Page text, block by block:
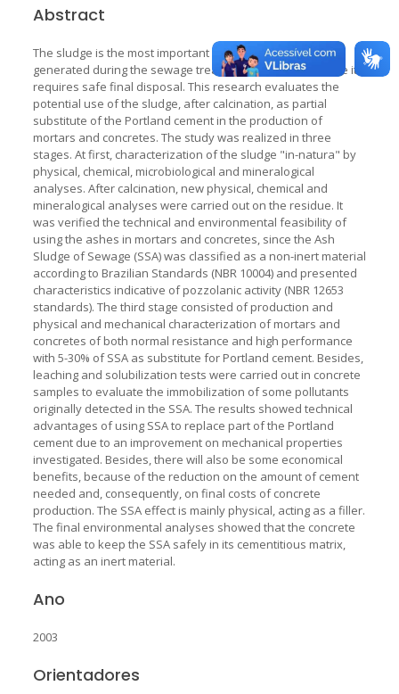
Abstract
The sludge is the most important of many by-products
generated during the sewage treatment process, because it
requires safe final disposal. This research evaluates the
potential use of the sludge, after calcination, as partial
substitute of the Portland cement in the production of
mortars and concretes. The study was realized in three
stages. At first, characterization of the sludge "in-natura" by
physical, chemical, microbiological and mineralogical
analyses. After calcination, new physical, chemical and
mineralogical analyses were carried out on the residue. It
was verified the technical and environmental feasibility of
using the ashes in mortars and concretes, since the Ash
Sludge of Sewage (SSA) was classified as a non-inert material
according to Brazilian Standards (NBR 10004) and presented
characteristics indicative of pozzolanic activity (NBR 12653
standards). The third stage consisted of production and
physical and mechanical characterization of mortars and
concretes of both normal resistance and high performance
with 5-30% of SSA as substitute for Portland cement. Besides,
leaching and solubilization tests were carried out in concrete
samples to evaluate the immobilization of some pollutants
originally detected in the SSA. The results showed technical
advantages of using SSA to replace part of the Portland
cement due to an improvement on mechanical properties
investigated. Besides, there will also be some economical
benefits, because of the reduction on the amount of cement
needed and, consequently, on final costs of concrete
production. The SSA effect is mainly physical, acting as a filler.
The final environmental analyses showed that the concrete
was able to keep the SSA safely in its cementitious matrix,
acting as an inert material.
Ano
2003
Orientadores